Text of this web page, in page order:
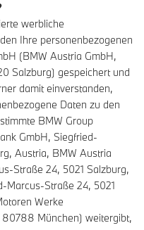
werbliche
Ihre personenbezogenen
(BMW Austria GmbH,
Salzburg) gespeichert und
damit einverstanden,
Daten zu den
BMW Group
GmbH, Siegfried-
Austria, BMW Austria
Straße 24, 5021 Salzburg,
Marcus-Straße 24, 5021
Werke
80788 München) weitergibt,